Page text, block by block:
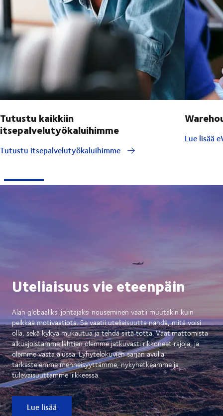
Tutustu kaikkiin
itsepalvelutyökaluihimme
Tutustu itsepalvelutyökaluihimme
Lue lisää
Uteliaisuus vie eteenpäin
Alan globaaliksi johtajaksi nouseminen vaatii muutakin kuin
pelkkää motivaatiota. Se vaatii uteliaisuutta nähdä, mitä voisi
olla, sekä kykyä mukautua ja tehdä siitä totta. Vaatimattomista
alkuajoistamme lähtien olemme jatkuvasti rikkoneet rajoja, ja
olemme vasta alussa. Lyhytelokuvien sarjan avulla
tarkastelemme menneisyyttämme, nykyhetkeämme ja
tulevaisuuttamme liikkeessä.
Lue lisää